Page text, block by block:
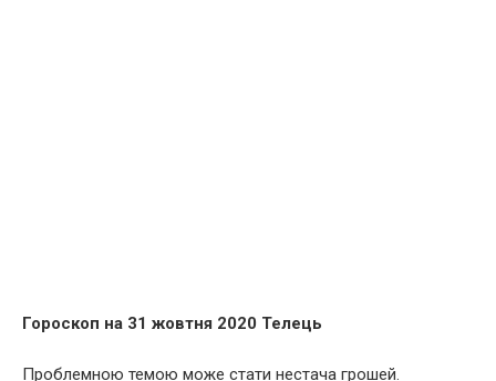
Гороскоп на 31 жовтня 2020 Телець
Проблемною темою може стати нестача грошей.